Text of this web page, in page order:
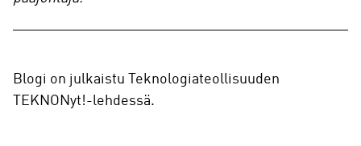
Blogi on julkaistu Teknologiateollisuuden
TEKNONyt!-lehdessä.